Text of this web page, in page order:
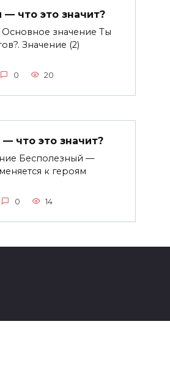
что это значит?
Основное значение Ты
Значение (2)
0 20
что это значит?
Бесполезный —
к героям
0 14